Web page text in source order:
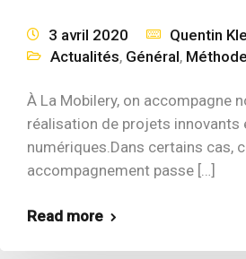
3 avril 2020
Quentin
Actualités, Général,
À La Mobilery, on accompagne
réalisation de projets innovants
numériques.Dans certains cas,
accompagnement passe […]
Read more